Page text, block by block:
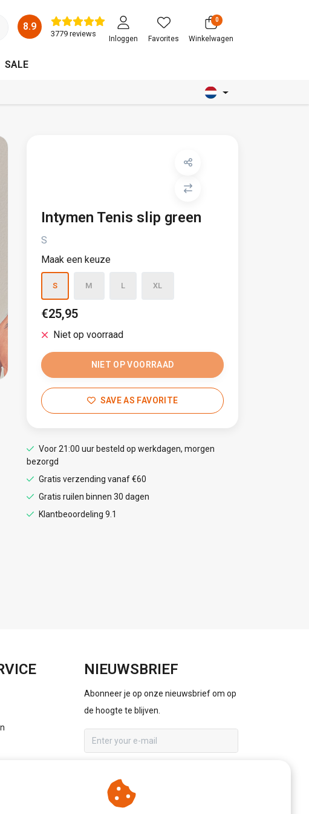
8.9
3779 reviews
Inloggen Favorites
0
Winkelwagen
SALE
Intymen Tenis slip green
S
Maak een keuze
S M L XL
€25,95
Niet op voorraad
NIET OP VOORRAAD
SAVE AS FAVORITE
Voor 21:00 uur besteld op werkdagen, morgen
bezorgd
Gratis verzending vanaf €60
Gratis ruilen binnen 30 dagen
Klantbeoordeling 9.1
NIEUWSBRIEF
Abonneer je op onze nieuwsbrief om op
de hoogte te blijven.